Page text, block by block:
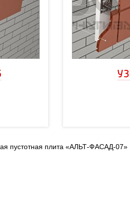
пустотная плита «АЛЬТ-ФАСАД-07»